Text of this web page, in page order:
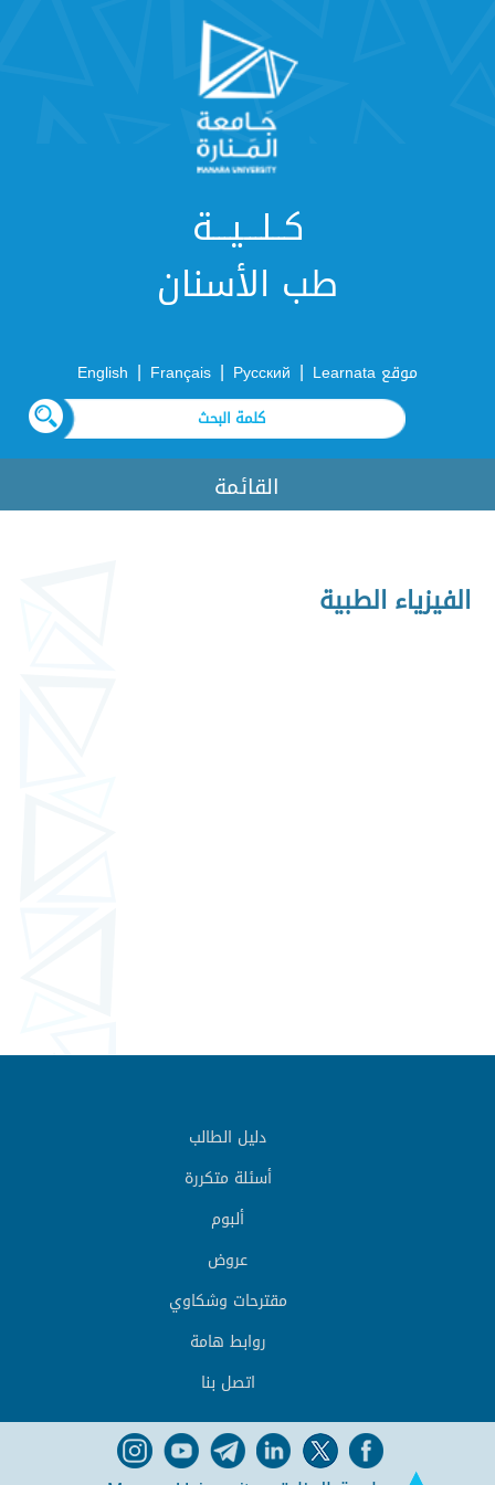
كــلـــيـــة
طب الأسنان
موقع Learnata |
Русский
|
Français
|
English
القائمة
الفيزياء الطبية
دليل الطالب
أسئلة متكررة
ألبوم
عروض
مقترحات وشكاوي
روابط هامة
اتصل بنا